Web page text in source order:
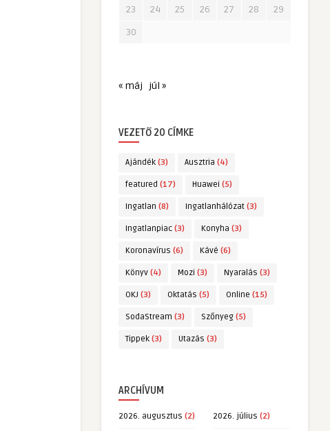
23
24 25 26 27 28
29
30
« máj júl »
VEZETŐ 20 CÍMKE
Ajándék (3) Ausztria (4)
featured (17) Huawei (5)
Ingatlan (8) Ingatlanhálózat (3)
Ingatlanpiac (3) Konyha (3)
Koronavírus (6) Kávé (6)
Könyv (4) Mozi (3) Nyaralás (3)
OKJ (3) Oktatás (5) Online (15)
SodaStream (3) Szőnyeg (5)
Tippek (3) Utazás (3)
ARCHÍVUM
2026. augusztus (2) 2026. július (2)